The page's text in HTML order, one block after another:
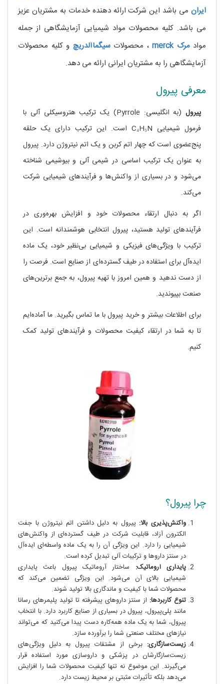
ایران می باشد این شرکت ارائه دهنده خدمات به مشتریان عزیز
می باشد. کلیه محصولات مواد شیمیایی آزمایشگاهی از جمله
مواد مرک merck ، محصولاتسیگماآلدریچ و کلیه محصولات
آزمایشگاهی را به مشتریان ایرانی ارائه می دهد.
معرفی پیرول
پیرول
(به انگلیسی: Pyrrole) یک ترکیب هتروسیکلی آلی با
فرمول شیمیایی C₄H₅N است. این ترکیب دارای یک حلقه
پنج‌عضوی است که چهار اتم کربن و یک اتم نیتروژن دارد. پیرول
به عنوان یک ترکیب اساسی در شیمی آلی و بیوشیمی شناخته
می‌شود و در بسیاری از واکنش‌ها و فرآیندهای شیمیایی شرکت
می‌کند.
اگر به دنبال ارتقاء محصولات خود و افزایش بهره‌وری در
فرآیندهای تولید هستید، پیرول انتخابی هوشمندانه است. این
ترکیب با ویژگی‌های فیزیکی و شیمیایی بی‌نظیر خود، یک ماده
ایده‌آل برای استفاده در طیف گسترده‌ای از صنایع است. فرصت را
از دست ندهید و همین امروز با تهیه پیرول، به جمع برترین‌های
صنعت بپیوندید.
برای اطلاعات بیشتر و خرید پیرول با ما تماس بگیرید. ما آماده‌ایم
تا به شما در ارتقاء کیفیت محصولات و فرآیندهای تولید کمک
کنیم.
چرا پیرول؟
واکنش‌پذیری بالا: پیرول به دلیل داشتن اتم نیتروژن با جفت
الکترون آزاد، قابلیت شرکت در طیف گسترده‌ای از واکنش‌های
شیمیایی را دارد. این ویژگی آن را به یک ماده واسطه‌ای ایده‌آل
در سنتز داروها و ترکیبات آلی تبدیل کرده است.
پایداری آروماتیک: ساختار آروماتیک پیرول باعث پایداری
شیمیایی بالای آن می‌شود. این ویژگی تضمین می‌کند که
محصولات شما با کیفیت و ماندگاری بالا تولید شوند.
تنوع کاربردها: از سنتز داروهای پیشرفته تا تولید پلیمرهای رسانا
مانند پلی‌پیرول، پیرول در بسیاری از صنایع کاربرد دارد. با انتخاب
پیرول، شما به یک ماده همه‌کاره دست پیدا می‌کنید که می‌تواند
نیازهای مختلف صنعتی شما را برآورده سازد.
زیست‌سازگاری: برخی از مشتقات پیرول به دلیل ویژگی‌های
زیست‌سازگارشان در پزشکی و داروسازی مورد استفاده قرار
می‌گیرند. این موضوع نه تنها کیفیت محصولات شما را افزایش
می‌دهد بلکه تأثیرات مثبتی بر محیط زیست دارد.